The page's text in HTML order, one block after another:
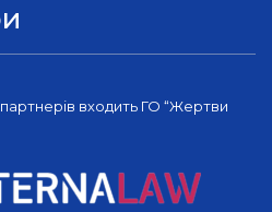
входить ГО “Жертви